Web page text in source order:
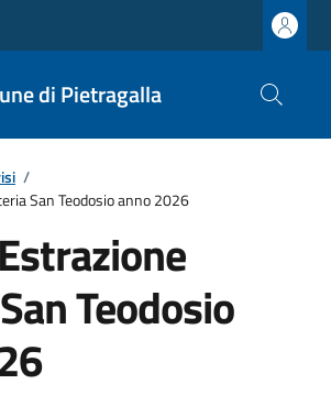
di Pietragalla
/
San Teodosio anno 2026
Teodosio